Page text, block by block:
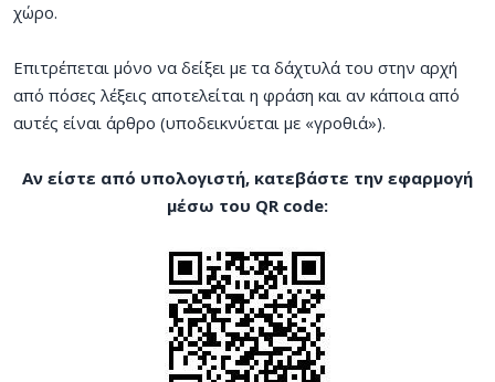
χώρο.
Επιτρέπεται μόνο να δείξει με τα δάχτυλά του στην αρχή
από πόσες λέξεις αποτελείται η φράση και αν κάποια από
αυτές είναι άρθρο (υποδεικνύεται με «γροθιά»).
Αν είστε από υπολογιστή, κατεβάστε την εφαρμογή
μέσω του QR code: